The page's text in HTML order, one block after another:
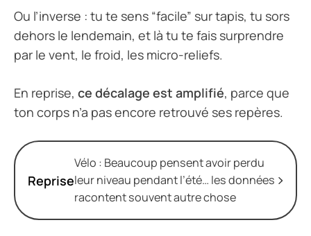
Ou l’inverse : tu te sens “facile” sur tapis, tu sors
dehors le lendemain, et là tu te fais surprendre
par le vent, le froid, les micro-reliefs.
En reprise, ce décalage est amplifié, parce que
ton corps n’a pas encore retrouvé ses repères.
Reprise
Vélo : Beaucoup pensent avoir perdu
leur niveau pendant l’été… les données
racontent souvent autre chose